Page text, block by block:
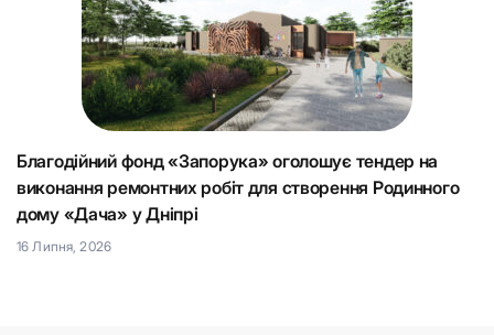
Благодійний фонд «Запорука» оголошує тендер на
виконання ремонтних робіт для створення Родинного
дому «Дача» у Дніпрі
16 Липня, 2026